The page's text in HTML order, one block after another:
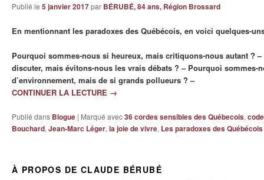
Publié le 5 janvier 2017par BÉRUBÉ, 84 ans, Région Brossard
En mentionnant les paradoxes des Québécois, en voici quelques-
Pourquoi sommes-nous si heureux, mais critiquons-nous autant ?
discuter, mais évitons-nous les vrais débats ? – Pourquoi sommes-
d’environnement, mais de si grands pollueurs ? –
CONTINUER LA LECTURE →
Publié dans Blogue | Marqué avec36 cordes sensibles des Québecois,
Bouchard, Jean-Marc Léger, la joie de vivre, Les paradoxes des Québécois
À PROPOS DE CLAUDE BÉRUBÉ